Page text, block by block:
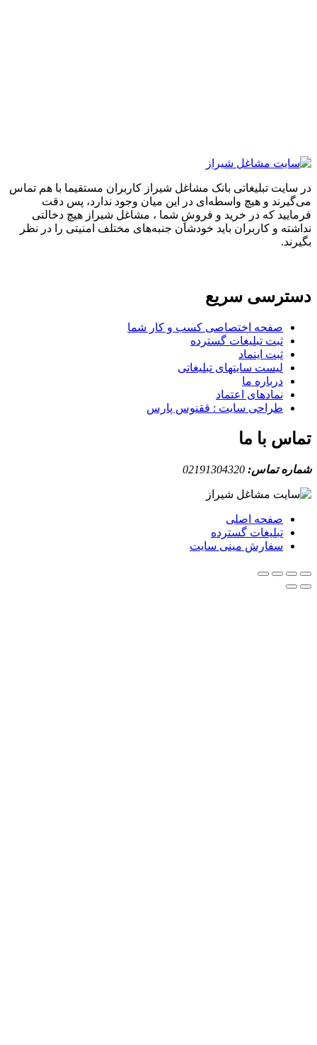
بانک مشاغل شیراز کاربران مستقیما با هم تماس
و هیچ واسطه‌ای در این میان وجود ندارد، پس دقت
که در خرید و فروشِ شما ، مشاغل شیراز هیچ دخالتی
کاربران باید خودشان جنبه‌های مختلف امنیتی را در نظر
سریع
اختصاصی کسب و کار شما
تبلیغات گسترده
اینماد
سایتهای تبلیغاتی
ما
اعتماد
سایت : ققنوس پارس
ما
02191304320
اصلی
گسترده
مینی سایت